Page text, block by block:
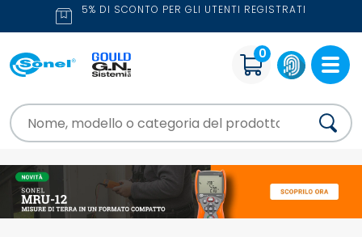
5% DI SCONTO PER GLI UTENTI REGISTRATI
0